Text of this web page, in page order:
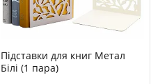
Підставки для книг Метал
Білі (1 пара)